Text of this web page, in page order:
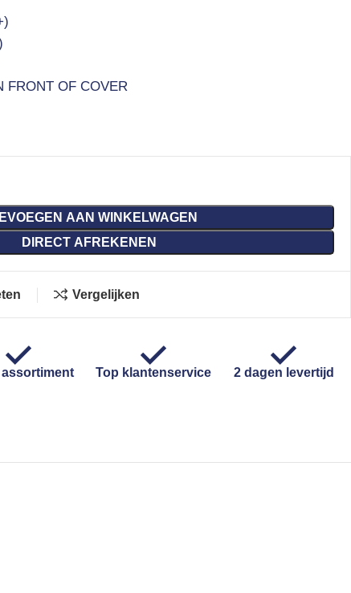
FRONT OF COVER
AAN WINKELWAGEN
DIRECT AFREKENEN
Vergelijken
Top klantenservice 2 dagen levertijd